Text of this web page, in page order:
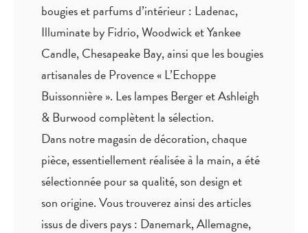
bougies et parfums d’intérieur : Ladenac,
Illuminate by Fidrio, Woodwick et Yankee
Candle, Chesapeake Bay, ainsi que les bougies
artisanales de Provence « L’Echoppe
Buissonnière ». Les lampes Berger et Ashleigh
& Burwood complètent la sélection.
Dans notre magasin de décoration, chaque
pièce,essentiellement réalisée à la main, a été
sélectionnée pour sa qualité, son design et
son origine. Vous trouverez ainsi des articles
issus de divers pays : Danemark, Allemagne,